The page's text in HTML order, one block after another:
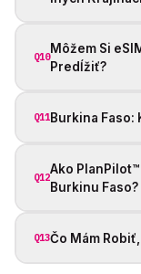
Q10
Môžem Si
Predĺžiť?
Q11Burkina Faso:
Q12
Ako
Burkinu Faso?
Q13Čo Mám